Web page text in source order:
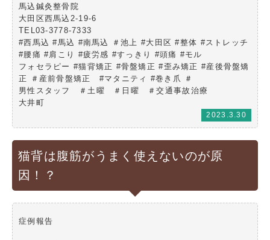
馬込鍼灸整骨院
大田区西馬込2-19-6
TEL03-3778-7333
#西馬込 #馬込 #南馬込 ＃池上 #大田区 #整体 #ストレッチ
#腰痛 #肩こり #疲労感 #すっきり #頭痛 #モル
フォセラピー #猫背矯正 #骨盤矯正 #歪み矯正 #産後骨盤矯
正 ＃産前骨盤矯正 #マタニティ #巻き爪 ＃
男性スタッフ ＃土曜 ＃日曜 ＃交通事故治療
大井町
2023.3.30
猫背は腹筋がうまく使えないのが原
因！？
症例報告